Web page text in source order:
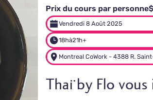
Prix du cours par personne
Vendredi 8 Août 2025
18hà21h+
Montreal CoWork - 4388 R.
Thaï by Flo